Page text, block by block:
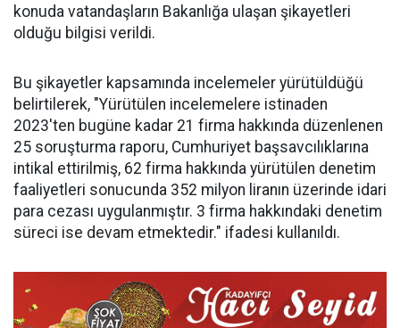
konuda vatandaşların Bakanlığa ulaşan şikayetleri
olduğu bilgisi verildi.
Bu şikayetler kapsamında incelemeler yürütüldüğü
belirtilerek, "Yürütülen incelemelere istinaden
2023'ten bugüne kadar 21 firma hakkında düzenlenen
25 soruşturma raporu, Cumhuriyet başsavcılıklarına
intikal ettirilmiş, 62 firma hakkında yürütülen denetim
faaliyetleri sonucunda 352 milyon liranın üzerinde idari
para cezası uygulanmıştır. 3 firma hakkındaki denetim
süreci ise devam etmektedir." ifadesi kullanıldı.